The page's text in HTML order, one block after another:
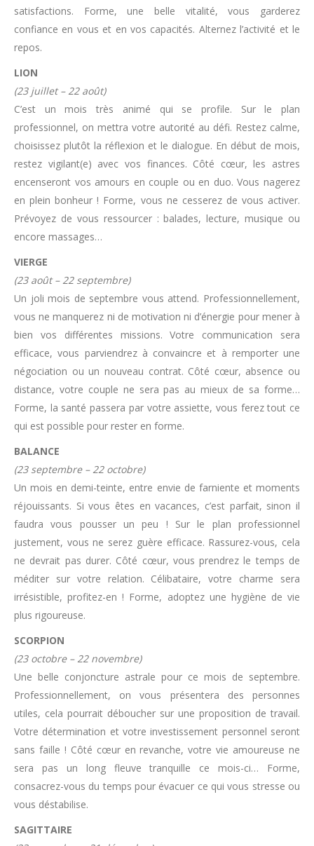
satisfactions. Forme, une belle vitalité, vous garderez
confiance en vous et en vos capacités. Alternez l’activité et le
repos.
LION
(23 juillet – 22 août)
C’est un mois très animé qui se profile. Sur le plan
professionnel, on mettra votre autorité au défi. Restez calme,
choisissez plutôt la réflexion et le dialogue. En début de mois,
restez vigilant(e) avec vos finances. Côté cœur, les astres
encenseront vos amours en couple ou en duo. Vous nagerez
en plein bonheur ! Forme, vous ne cesserez de vous activer.
Prévoyez de vous ressourcer : balades, lecture, musique ou
encore massages…
VIERGE
(23 août – 22 septembre)
Un joli mois de septembre vous attend. Professionnellement,
vous ne manquerez ni de motivation ni d’énergie pour mener à
bien vos différentes missions. Votre communication sera
efficace, vous parviendrez à convaincre et à remporter une
négociation ou un nouveau contrat. Côté cœur, absence ou
distance, votre couple ne sera pas au mieux de sa forme…
Forme, la santé passera par votre assiette, vous ferez tout ce
qui est possible pour rester en forme.
BALANCE
(23 septembre – 22 octobre)
Un mois en demi-teinte, entre envie de farniente et moments
réjouissants. Si vous êtes en vacances, c’est parfait, sinon il
faudra vous pousser un peu ! Sur le plan professionnel
justement, vous ne serez guère efficace. Rassurez-vous, cela
ne devrait pas durer. Côté cœur, vous prendrez le temps de
méditer sur votre relation. Célibataire, votre charme sera
irrésistible, profitez-en ! Forme, adoptez une hygiène de vie
plus rigoureuse.
SCORPION
(23 octobre – 22 novembre)
Une belle conjoncture astrale pour ce mois de septembre.
Professionnellement, on vous présentera des personnes
utiles, cela pourrait déboucher sur une proposition de travail.
Votre détermination et votre investissement personnel seront
sans faille ! Côté cœur en revanche, votre vie amoureuse ne
sera pas un long fleuve tranquille ce mois-ci… Forme,
consacrez-vous du temps pour évacuer ce qui vous stresse ou
vous déstabilise.
SAGITTAIRE